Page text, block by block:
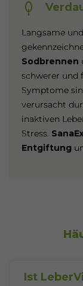
Langsame
Sodbrennen
schwerer und
Symptome
verursacht
inaktiven
Stress.
Entgiftung
Ist